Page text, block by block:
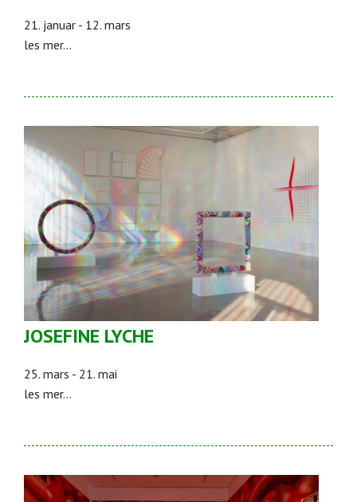
21. januar - 12. mars
les mer...
JOSEFINE LYCHE
25. mars - 21. mai
les mer...